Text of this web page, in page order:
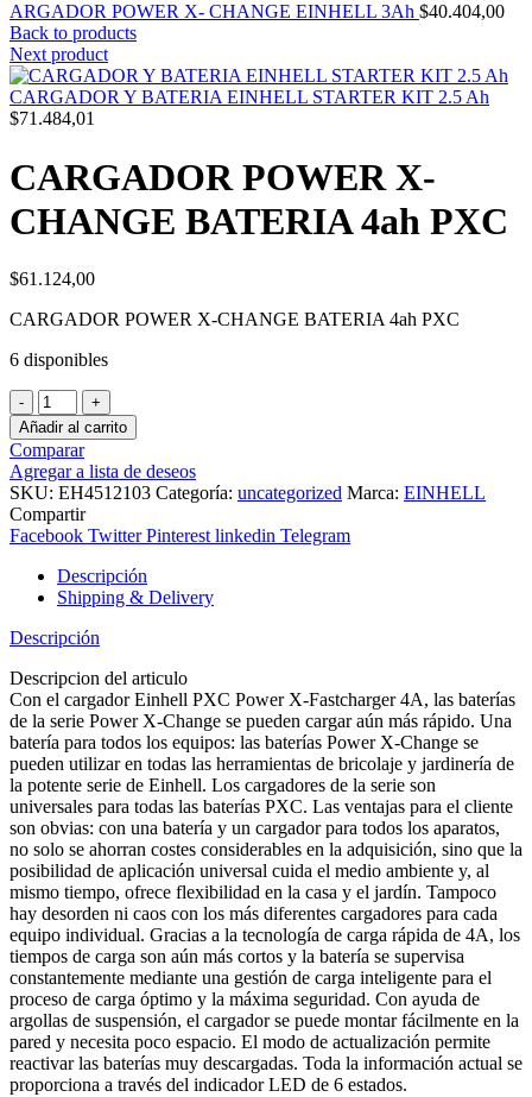
ARGADOR POWER X- CHANGE EINHELL 3Ah $40.404,00
Back to products
Next product
CARGADOR Y BATERIA EINHELL STARTER KIT 2.5 Ah
$71.484,01
CARGADOR POWER X-
CHANGE BATERIA 4ah PXC
$61.124,00
CARGADOR POWER X-CHANGE BATERIA 4ah PXC
6 disponibles
CARGADOR
POWER
X-
CHANGE
BATERIA
4ah
PXC
cantidad
Añadir al carrito
Comparar
Agregar a lista de deseos
SKU: EH4512103 Categoría: uncategorized Marca: EINHELL
Compartir
Facebook Twitter Pinterest linkedin Telegram
Descripción
Shipping & Delivery
Descripción
Descripcion del articulo
Con el cargador Einhell PXC Power X-Fastcharger 4A, las baterías
de la serie Power X-Change se pueden cargar aún más rápido. Una
batería para todos los equipos: las baterías Power X-Change se
pueden utilizar en todas las herramientas de bricolaje y jardinería de
la potente serie de Einhell. Los cargadores de la serie son
universales para todas las baterías PXC. Las ventajas para el cliente
son obvias: con una batería y un cargador para todos los aparatos,
no solo se ahorran costes considerables en la adquisición, sino que la
posibilidad de aplicación universal cuida el medio ambiente y, al
mismo tiempo, ofrece flexibilidad en la casa y el jardín. Tampoco
hay desorden ni caos con los más diferentes cargadores para cada
equipo individual. Gracias a la tecnología de carga rápida de 4A, los
tiempos de carga son aún más cortos y la batería se supervisa
constantemente mediante una gestión de carga inteligente para el
proceso de carga óptimo y la máxima seguridad. Con ayuda de
argollas de suspensión, el cargador se puede montar fácilmente en la
pared y necesita poco espacio. El modo de actualización permite
reactivar las baterías muy descargadas. Toda la información actual se
proporciona a través del indicador LED de 6 estados.